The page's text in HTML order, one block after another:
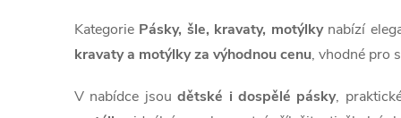
ů
v
l
á
Kategorie Pásky, šle, kravaty, motýlkynabízí
kravaty a motýlky za výhodnou cenu, vhodné pro
V nabídce jsoudětské i dospělé pásky,